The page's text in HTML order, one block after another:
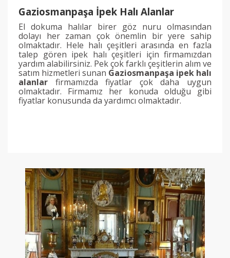
Gaziosmanpaşa İpek Halı Alanlar
El dokuma halılar birer göz nuru olmasından
dolayı her zaman çok önemlin bir yere sahip
olmaktadır. Hele halı çeşitleri arasında en fazla
talep gören ipek halı çeşitleri için firmamızdan
yardım alabilirsiniz. Pek çok farklı çeşitlerin alım ve
satım hizmetleri sunan Gaziosmanpaşa ipek halı
alanlar firmamızda fiyatlar çok daha uygun
olmaktadır. Firmamız her konuda olduğu gibi
fiyatlar konusunda da yardımcı olmaktadır.